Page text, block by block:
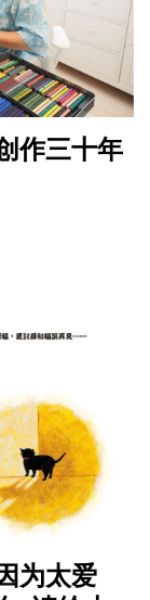
作三十年
为太爱